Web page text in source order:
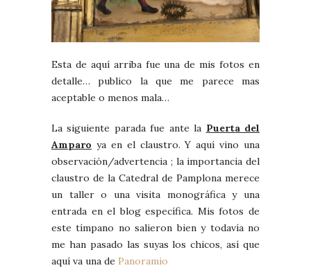
Esta de aquí arriba fue una de mis fotos en
detalle… publico la que me parece mas
aceptable o menos mala…
La siguiente parada fue ante la Puerta del
Amparo ya en el claustro. Y aquí vino una
observación/advertencia ; la importancia del
claustro de la Catedral de Pamplona merece
un taller o una visita monográfica y una
entrada en el blog específica. Mis fotos de
este tímpano no salieron bien y todavía no
me han pasado las suyas los chicos, así que
aquí va una de Panoramio